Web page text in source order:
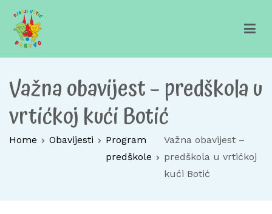
content
Dječji vrtić Đakovo
Za sretno djetinjstvo
Važna obavijest – predškola u
vrtićkoj kući Botić
Home Obavijesti
Program
predškole
Važna obavijest –
predškola u vrtićkoj
kući Botić